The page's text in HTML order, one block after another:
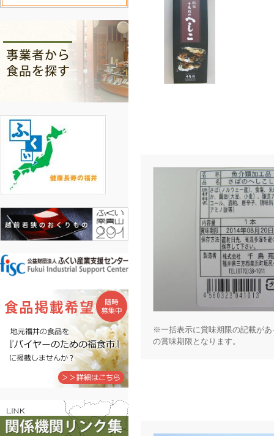
※一括表示に賞味期限の記載が
の賞味期限となります。